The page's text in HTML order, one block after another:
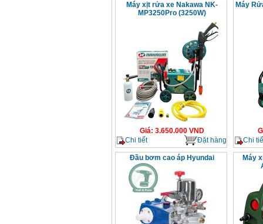
Máy xịt rửa xe Nakawa NK-
MP3250Pro (3250W)
Giá: 3.650.000VND
Chi tiết
Đặt hàng
Máy
Chi
Đầu bơm cao áp Hyundai
Máy